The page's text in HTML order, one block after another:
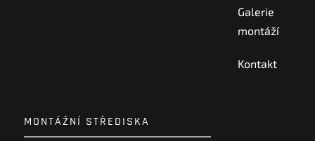
Galerie
montáží
Kontakt
MONTÁŽNÍ STŘEDISKA